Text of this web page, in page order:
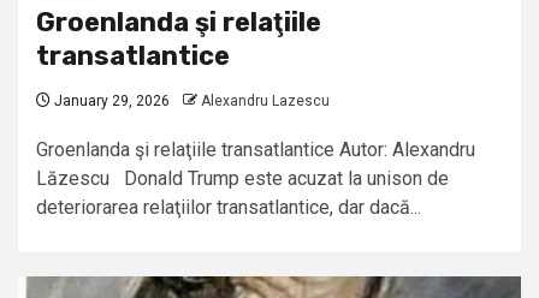
Groenlanda şi relaţiile
transatlantice
January 29, 2026 Alexandru Lazescu
Groenlanda şi relaţiile transatlantice Autor: Alexandru
Lăzescu Donald Trump este acuzat la unison de
deteriorarea relaţiilor transatlantice, dar dacă...